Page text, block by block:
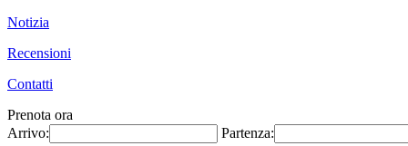
Notizia
Recensioni
Contatti
Prenota ora
Arrivo:
Partenza: